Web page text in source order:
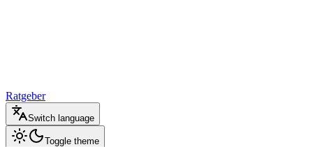
Ratgeber
Switch language
Toggle theme